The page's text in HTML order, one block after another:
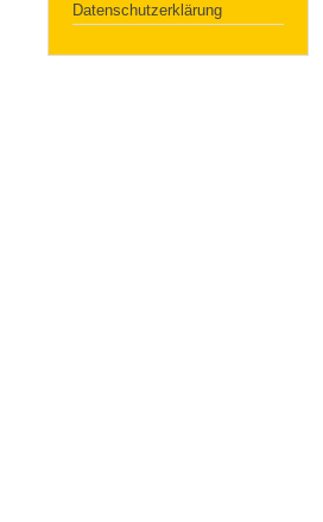
Datenschutzerklärung